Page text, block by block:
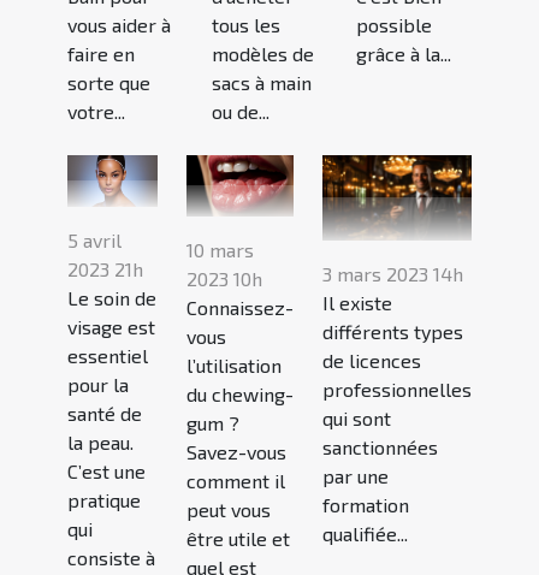
vous aider à
faire en
sorte que
votre...
tous les
modèles de
sacs à main
ou de...
possible
grâce à la...
5 avril
2023 21h
Le soin de
visage est
essentiel
pour la
santé de
la peau.
C’est une
pratique
qui
consiste à
10 mars
2023 10h
Connaissez-
vous
l’utilisation
du chewing-
gum ?
Savez-vous
comment il
peut vous
être utile et
quel est
3 mars 2023 14h
Il existe
différents types
de licences
professionnelles
qui sont
sanctionnées
par une
formation
qualifiée...